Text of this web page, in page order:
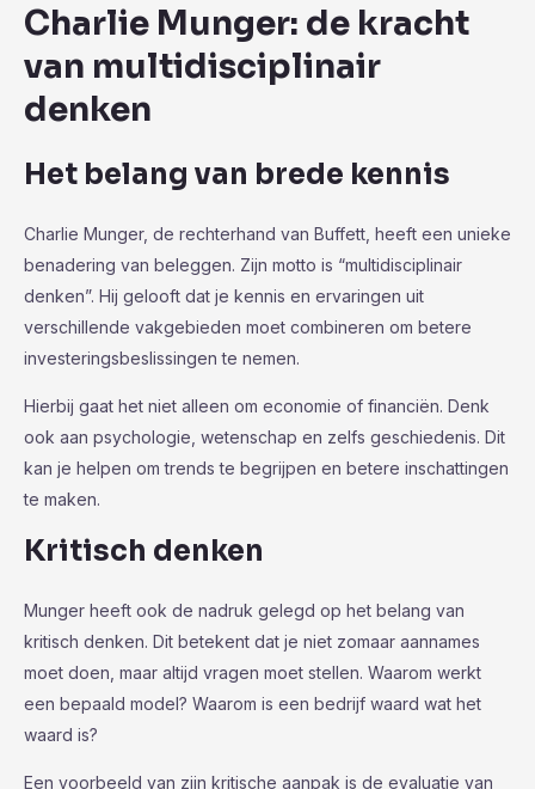
Charlie Munger: de kracht
van multidisciplinair
denken
Het belang van brede kennis
Charlie Munger, de rechterhand van Buffett, heeft een unieke
benadering van beleggen. Zijn motto is “multidisciplinair
denken”. Hij gelooft dat je kennis en ervaringen uit
verschillende vakgebieden moet combineren om betere
investeringsbeslissingen te nemen.
Hierbij gaat het niet alleen om economie of financiën. Denk
ook aan psychologie, wetenschap en zelfs geschiedenis. Dit
kan je helpen om trends te begrijpen en betere inschattingen
te maken.
Kritisch denken
Munger heeft ook de nadruk gelegd op het belang van
kritisch denken. Dit betekent dat je niet zomaar aannames
moet doen, maar altijd vragen moet stellen. Waarom werkt
een bepaald model? Waarom is een bedrijf waard wat het
waard is?
Een voorbeeld van zijn kritische aanpak is de evaluatie van